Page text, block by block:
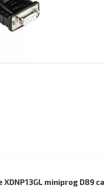
XDNP13GL miniprog D89